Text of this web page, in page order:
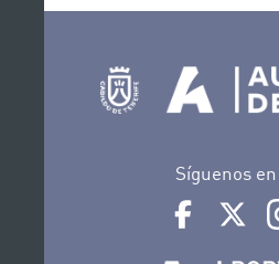
Síguenos
Ir a perfil
Ir